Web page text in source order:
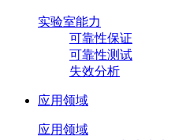
实验室能力
可靠性保证
可靠性测试
失效分析
应用领域
应用领域